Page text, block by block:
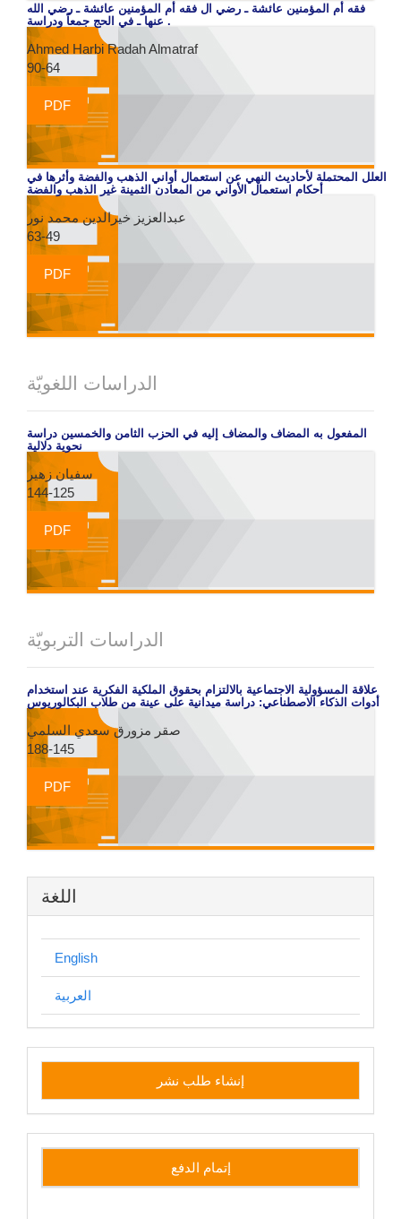
فقه أم المؤمنين عائشة ـ رضي ال فقه أم المؤمنين عائشة ـ رضي الله
عنها ـ في الحج جمعاً ودراسة .
Ahmed Harbi Radah Almatraf
90-64
PDF
العلل المحتملة لأحاديث النهي عن استعمال أواني الذهب والفضة وأثرها في
أحكام استعمال الأواني من المعادن الثمينة غير الذهب والفضة
عبدالعزيز خيرالدين محمد نور
63-49
PDF
الدراسات اللغويّة
المفعول به المضاف والمضاف إليه في الحزب الثامن والخمسين دراسة
نحوية دلالية
سفيان زهير
144-125
PDF
الدراسات التربويّة
علاقة المسؤولية الاجتماعية بالالتزام بحقوق الملكية الفكرية عند استخدام
أدوات الذكاء الاصطناعي: دراسة ميدانية على عينة من طلاب البكالوريوس
صقر مزورق سعدي السلمي
188-145
PDF
اللغة
English
العربية
إنشاء
طلب
نشر
إنشاء طلب نشر
إتمام الدفع